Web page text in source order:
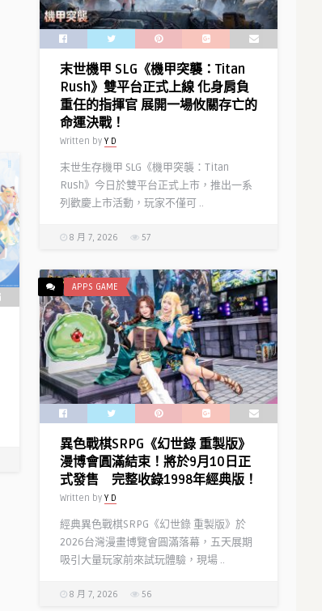
角
色
「娜
娜
莉」
情
末世機甲 SLG《機甲突襲：Titan
Rush》雙平台正式上線 化身肩負
重任的指揮官 展開一場攸關存亡的
命運決戰！
Written by Y D
末世生存機甲 SLG《機甲突襲：Titan
Rush》今日於雙平台正式上市，推出一系
列歡慶上市活動，玩家不僅可 ..
8 月 7, 2026 57
APPS GAME
異色戰棋SRPG《幻世錄 重製版》
漫博會圓滿結束！將於9月10日正
式發售 完整收錄1998年經典版！
Written by Y D
經典異色戰棋SRPG《幻世錄 重製版》於
2026台灣漫畫博覽會圓滿落幕，五天展期
吸引大量玩家前來試玩體驗，現場 ..
8 月 7, 2026 56